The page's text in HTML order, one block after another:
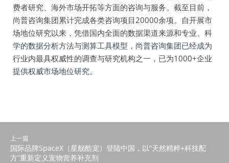
费者研究、海外市场开拓等方面的咨询与服务。截至目前，
尚普咨询集团累计完成各类咨询项目20000余项。自开展市
场地位研究以来，凭借国内全面的数据渠道来源和专业、科
学的数据分析方法与测算工具模型，尚普咨询集团已经成为
行业内最具权威性的调查与研究机构之一，已为1000+企业
提供权威市场地位研究。
上一篇
国际品牌SpaceX（星舰酷宠）登陆中国，以“天然精粹+科技配
方”重新定义宠物营养补充剂